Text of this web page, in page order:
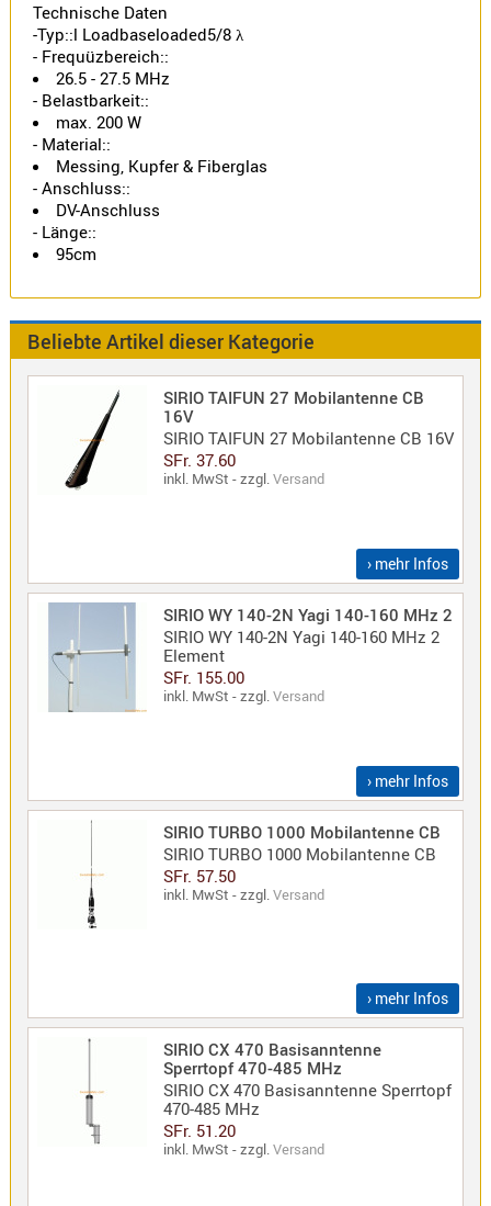
Zubehör
Alinco
Sonstige
Technische Daten
-Typ::l Loadbaseloaded5/8 λ
- Frequüzbereich::
26.5 - 27.5 MHz
- Belastbarkeit::
max. 200 W
- Material::
Messing, Kupfer & Fiberglas
- Anschluss::
DV-Anschluss
- Länge::
95cm
Beliebte Artikel dieser Kategorie
SIRIO TAIFUN 27 Mobilantenne CB
16V
SIRIO TAIFUN 27 Mobilantenne CB 16V
SFr. 37.60
inkl. MwSt - zzgl.Versand
› mehr Infos
SIRIO WY 140-2N Yagi 140-160 MHz 2
SIRIO WY 140-2N Yagi 140-160 MHz 2
Element
SFr. 155.00
inkl. MwSt - zzgl.Versand
› mehr Infos
SIRIO TURBO 1000 Mobilantenne CB
SIRIO TURBO 1000 Mobilantenne CB
SFr. 57.50
inkl. MwSt - zzgl.Versand
› mehr Infos
SIRIO CX 470 Basisanntenne
Sperrtopf 470-485 MHz
SIRIO CX 470 Basisanntenne Sperrtopf
470-485 MHz
SFr. 51.20
inkl. MwSt - zzgl.Versand